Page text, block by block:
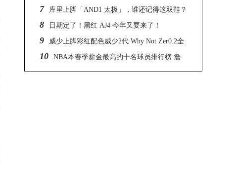
个联名！
7 库里上脚「AND1 太极」，谁还记得这双鞋？
8 日期定了！黑红 AJ4 今年又要来了！
9 威少上脚彩红配色威少2代 Why Not Zer0.2全
新彩虹配
10 NBA本赛季薪金最高的十名球员排行榜 詹
姆斯与保